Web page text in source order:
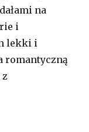
na
i
lekki i
romantyczną
z